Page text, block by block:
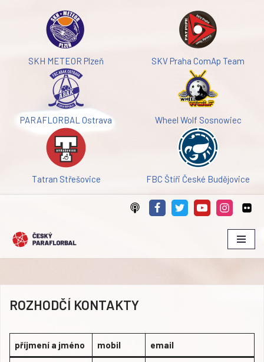
SKH METEOR Plzeň SKV Praha ComAp Team
PARAFLORBAL Ostrava Wheel Wolf Sosnowiec
Tatran Střešovice FBC Štíři České Budějovice
obsah
ROZHODČÍ KONTAKTY
příjmení a jméno mobil email